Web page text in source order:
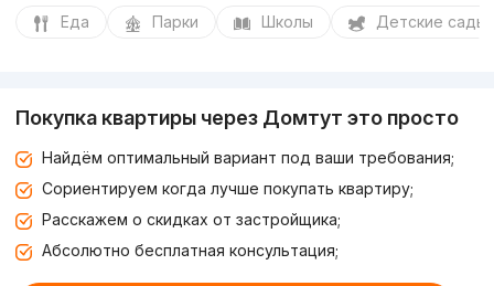
Еда Парки Школы Детские сады
Покупка квартиры через Домтут это просто
Найдём оптимальный вариант под ваши требования;
Сориентируем когда лучше покупать квартиру;
Расскажем о скидках от застройщика;
Абсолютно бесплатная консультация;